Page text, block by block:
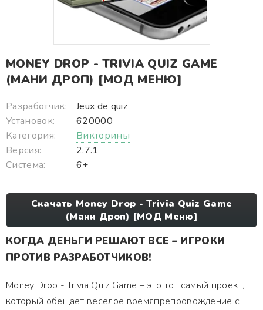
MONEY DROP - TRIVIA QUIZ GAME
(МАНИ ДРОП) [МОД МЕНЮ]
Разработчик:
Jeux de quiz
Установок:
620000
Категория:
Викторины
Версия:
2.7.1
Система:
6+
Скачать Money Drop - Trivia Quiz Game
(Мани Дроп) [МОД Меню]
КОГДА ДЕНЬГИ РЕШАЮТ ВСЕ – ИГРОКИ
ПРОТИВ РАЗРАБОТЧИКОВ!
Money Drop - Trivia Quiz Game – это тот самый проект,
который обещает веселое времяпрепровождение с